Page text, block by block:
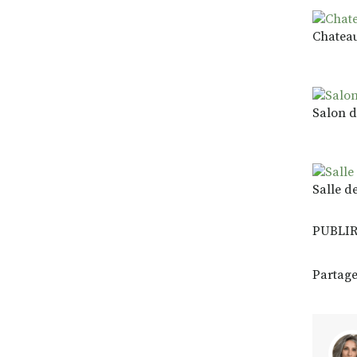
Salon
Salle